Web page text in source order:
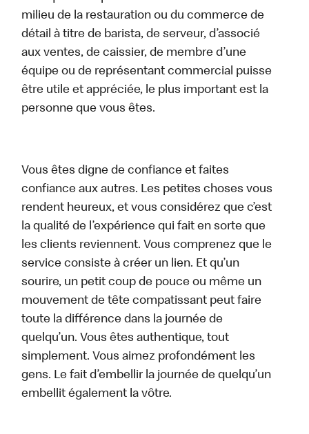
milieu de la restauration ou du commerce de
détail à titre de barista, de serveur, d’associé
aux ventes, de caissier, de membre d’une
équipe ou de représentant commercial puisse
être utile et appréciée, le plus important est la
personne que vous êtes.
Vous êtes digne de confiance et faites
confiance aux autres. Les petites choses vous
rendent heureux, et vous considérez que c’est
la qualité de l’expérience qui fait en sorte que
les clients reviennent. Vous comprenez que le
service consiste à créer un lien. Et qu’un
sourire, un petit coup de pouce ou même un
mouvement de tête compatissant peut faire
toute la différence dans la journée de
quelqu’un. Vous êtes authentique, tout
simplement. Vous aimez profondément les
gens. Le fait d’embellir la journée de quelqu’un
embellit également la vôtre.